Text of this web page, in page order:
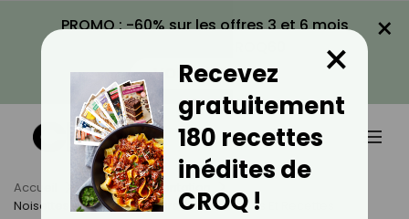
PROMO : -60% sur les offres 3 et 6 mois
VOIR LA PROMO
×
Accueil Actus
Alimentation
Noisettes : Bienfaits, Valeurs Nutritionnelles Et Recettes
Recevez
gratuitement
180 recettes
inédites de
CROQ !
×